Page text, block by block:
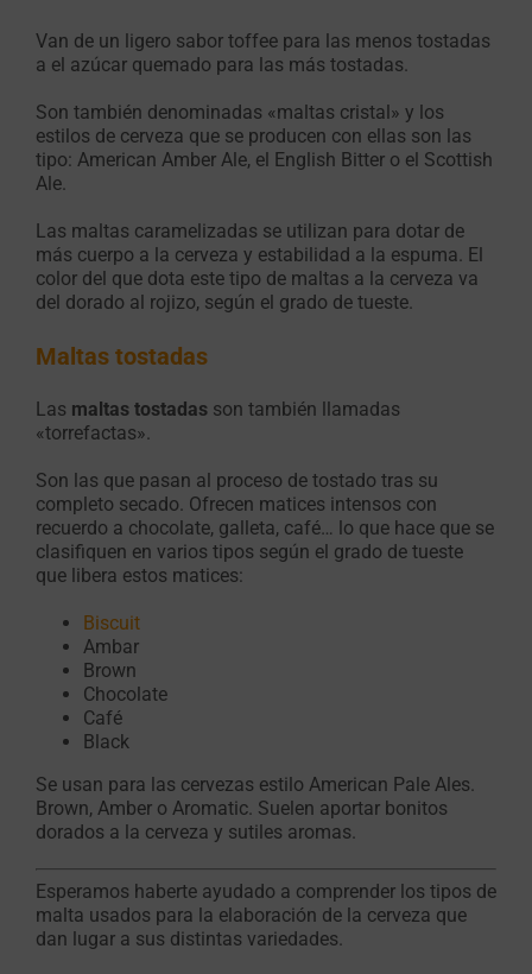
Van de un ligero sabor toffee para las menos tostadas
a el azúcar quemado para las más tostadas.
Son también denominadas «maltas cristal» y los
estilos de cerveza que se producen con ellas son las
tipo: American Amber Ale, el English Bitter o el Scottish
Ale.
Las maltas caramelizadas se utilizan para dotar de
más cuerpo a la cerveza y estabilidad a la espuma. El
color del que dota este tipo de maltas a la cerveza va
del dorado al rojizo, según el grado de tueste.
Maltas tostadas
Las maltas tostadas son también llamadas
«torrefactas».
Son las que pasan al proceso de tostado tras su
completo secado. Ofrecen matices intensos con
recuerdo a chocolate, galleta, café… lo que hace que se
clasifiquen en varios tipos según el grado de tueste
que libera estos matices:
Biscuit
Ambar
Brown
Chocolate
Café
Black
Se usan para las cervezas estilo American Pale Ales.
Brown, Amber o Aromatic. Suelen aportar bonitos
dorados a la cerveza y sutiles aromas.
Esperamos haberte ayudado a comprender los tipos de
malta usados para la elaboración de la cerveza que
dan lugar a sus distintas variedades.